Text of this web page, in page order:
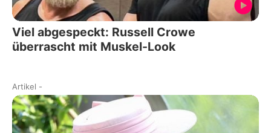
Viel abgespeckt: Russell Crowe
überrascht mit Muskel-Look
Artikel -